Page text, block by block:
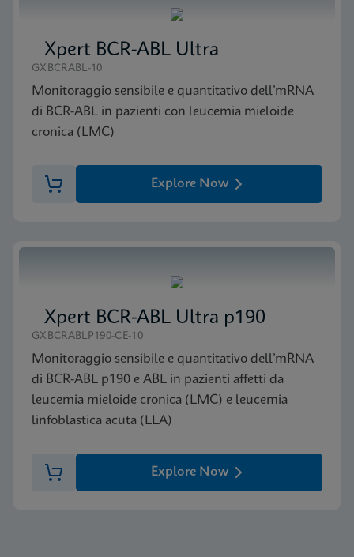
MSDS/SDS
Xpert NPM1 Mutation SDS CE-IVD (Italian)
ITA
MSDS/SDS
Xpert NPM1 Mutation SDS CE-IVD (English)
Xpert BCR-ABL Ultra
GXBCRABL-10
Monitoraggio sensibile e quantitativo dell’mRNA
di BCR-ABL in pazienti con leucemia mieloide
cronica (LMC)
Explore Now
Xpert BCR-ABL Ultra p190
GXBCRABLP190-CE-10
Monitoraggio sensibile e quantitativo dell’mRNA
di BCR-ABL p190 e ABL in pazienti affetti da
leucemia mieloide cronica (LMC) e leucemia
linfoblastica acuta (LLA)
Explore Now